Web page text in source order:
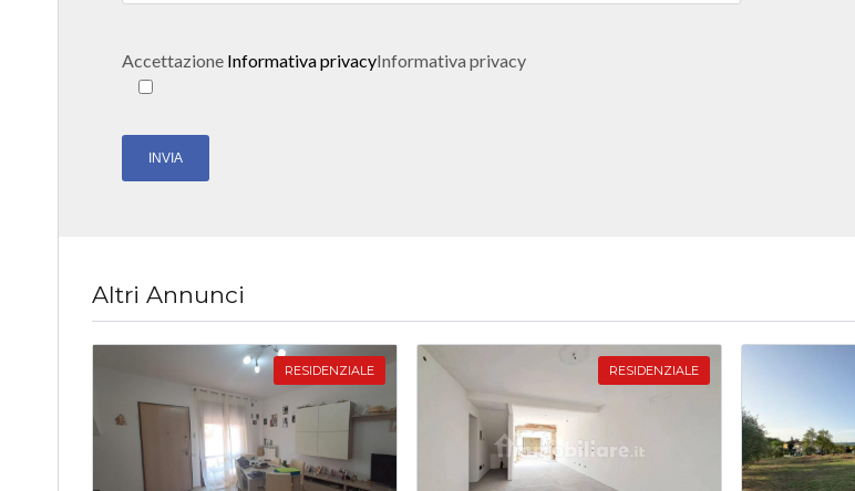
Accettazione Informativa privacyInformativa privacy
Altri Annunci
RESIDENZIALE RESIDENZIALE